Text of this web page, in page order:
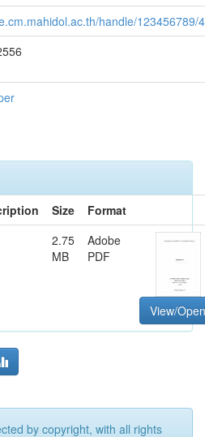
handle/123456789/
Size
Format
2.75
MB
Adobe
PDF
View/Open
by copyright, with all rights